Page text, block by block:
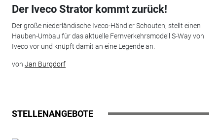
Der Iveco Strator kommt zurück!
Der große niederländische Iveco-Händler Schouten, stellt einen
Hauben-Umbau für das aktuelle Fernverkehrsmodell S-Way von
Iveco vor und knüpft damit an eine Legende an.
von Jan Burgdorf
STELLENANGEBOTE